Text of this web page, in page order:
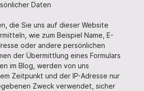
Daten
die Sie uns auf dieser Website
wie zum Beispiel Name, E-
oder andere persönlichen
der Übermittlung eines Formulars
im Blog, werden von uns
Zeitpunkt und der IP-Adresse nur
Zweck verwendet, sicher